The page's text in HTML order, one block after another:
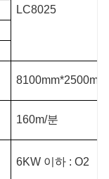
LC8025
8100mm*2500mm
160m/분
6KW 이하 : O2